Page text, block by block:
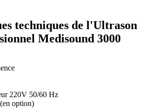
techniques de l'Ultrason
Medisound 3000
220V 50/60 Hz
option)